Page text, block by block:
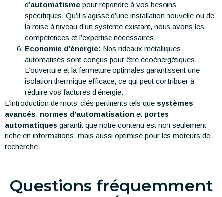
d’automatisme pour répondre à vos besoins
spécifiques. Qu’il s’agisse d’une installation nouvelle ou de
la mise à niveau d’un système existant, nous avons les
compétences et l’expertise nécessaires.
Economie d’énergie: Nos rideaux métalliques
automatisés sont conçus pour être écoénergétiques.
L’ouverture et la fermeture optimales garantissent une
isolation thermique efficace, ce qui peut contribuer à
réduire vos factures d’énergie.
L’introduction de mots-clés pertinents tels que systèmes
avancés, normes d’automatisation et portes
automatiques garantit que notre contenu est non seulement
riche en informations, mais aussi optimisé pour les moteurs de
recherche.
Questions fréquemment